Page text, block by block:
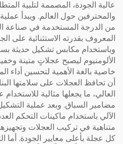
عالية الجودة، المصممة لتلبية
والمحترفين حول العالم. ويبدأ عملية
المعروف بقدرته الاستثنائية على
الألومنيوم ليصبح عجلاتٍ متينة
خاصية بالغة الأهمية لتحسين أداء
أن تحافظ العجلات على سلامتها
العالي، ما يجعلها مثالية
مضامير السباق. وبعد عملية
متناهية في تركيب العجلات
كل عجلة بأعلى معايير الجودة. أما